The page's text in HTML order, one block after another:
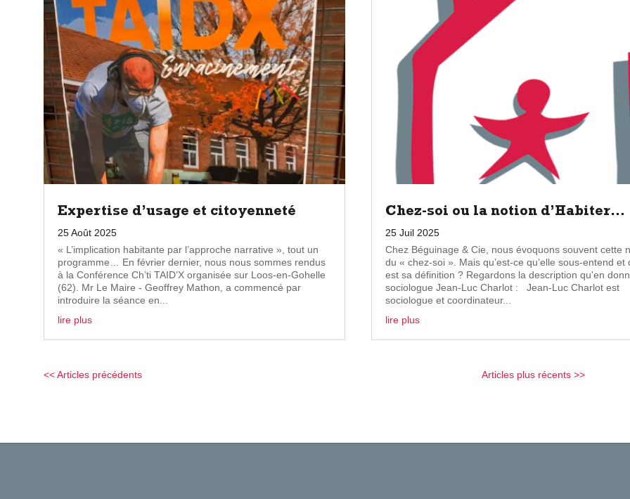
Expertise d’usage et citoyenneté
25 Août 2025
« L’implication habitante par l’approche narrative », tout un
programme… En février dernier, nous nous sommes rendus
à la Conférence Ch’ti TAID’X organisée sur Loos-en-Gohelle
(62). Mr Le Maire - Geoffrey Mathon, a commencé par
introduire la séance en...
lire plus
Chez-soi ou la notion d’Habiter…
25 Juil 2025
Chez Béguinage & Cie, nous évoquons souvent cette
du « chez-soi ». Mais qu’est-ce qu’elle sous-entend et
est sa définition ? Regardons la description qu'en
sociologue Jean-Luc Charlot : Jean-Luc Charlot est
sociologue et coordinateur...
lire plus